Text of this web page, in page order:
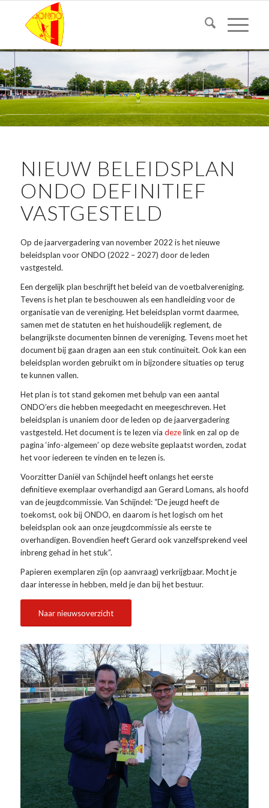
NIEUW BELEIDSPLAN
ONDO DEFINITIEF
VASTGESTELD
Op de jaarvergadering van november 2022 is het nieuwe
beleidsplan voor ONDO (2022 – 2027) door de leden
vastgesteld.
Een dergelijk plan beschrijft het beleid van de voetbalvereniging.
Tevens is het plan te beschouwen als een handleiding voor de
organisatie van de vereniging. Het beleidsplan vormt daarmee,
samen met de statuten en het huishoudelijk reglement, de
belangrijkste documenten binnen de vereniging. Tevens moet het
document bij gaan dragen aan een stuk continuïteit. Ook kan een
beleidsplan worden gebruikt om in bijzondere situaties op terug
te kunnen vallen.
Het plan is tot stand gekomen met behulp van een aantal
ONDO’ers die hebben meegedacht en meegeschreven. Het
beleidsplan is unaniem door de leden op de jaarvergadering
vastgesteld. Het document is te lezen via dezelink en zal op de
pagina ‘info-algemeen’ op deze website geplaatst worden, zodat
het voor iedereen te vinden en te lezen is.
Voorzitter Daniël van Schijndel heeft onlangs het eerste
definitieve exemplaar overhandigd aan Gerard Lomans, als hoofd
van de jeugdcommissie. Van Schijndel: “De jeugd heeft de
toekomst, ook bij ONDO, en daarom is het logisch om het
beleidsplan ook aan onze jeugdcommissie als eerste te
overhandigen. Bovendien heeft Gerard ook vanzelfsprekend veel
inbreng gehad in het stuk”.
Papieren exemplaren zijn (op aanvraag) verkrijgbaar. Mocht je
daar interesse in hebben, meld je dan bij het bestuur.
Naar nieuwsoverzicht